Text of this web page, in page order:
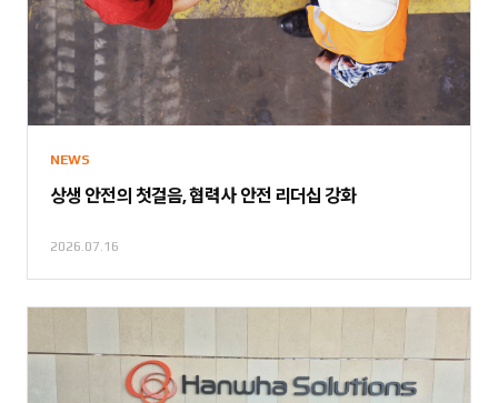
NEWS
상생 안전의 첫걸음, 협력사 안전 리더십 강화
2026.07.16